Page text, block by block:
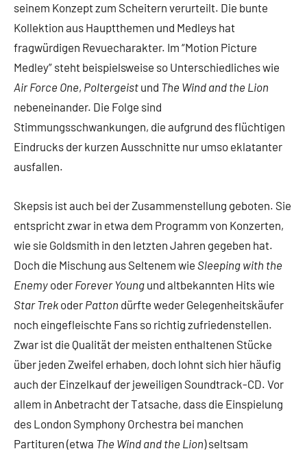
seinem Konzept zum Scheitern verurteilt. Die bunte
Kollektion aus Hauptthemen und Medleys hat
fragwürdigen Revuecharakter. Im “Motion Picture
Medley” steht beispielsweise so Unterschiedliches wie
Air Force One, Poltergeist und The Wind and the Lion
nebeneinander. Die Folge sind
Stimmungsschwankungen, die aufgrund des flüchtigen
Eindrucks der kurzen Ausschnitte nur umso eklatanter
ausfallen.
Skepsis ist auch bei der Zusammenstellung geboten. Sie
entspricht zwar in etwa dem Programm von Konzerten,
wie sie Goldsmith in den letzten Jahren gegeben hat.
Doch die Mischung aus Seltenem wie Sleeping with the
Enemy oder Forever Young und altbekannten Hits wie
Star Trek oder Patton dürfte weder Gelegenheitskäufer
noch eingefleischte Fans so richtig zufriedenstellen.
Zwar ist die Qualität der meisten enthaltenen Stücke
über jeden Zweifel erhaben, doch lohnt sich hier häufig
auch der Einzelkauf der jeweiligen Soundtrack-CD. Vor
allem in Anbetracht der Tatsache, dass die Einspielung
des London Symphony Orchestra bei manchen
Partituren (etwa The Wind and the Lion) seltsam